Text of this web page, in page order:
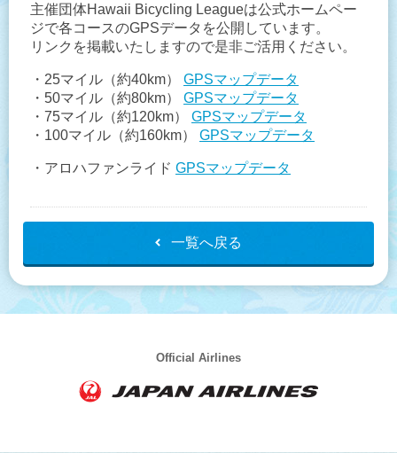
主催団体Hawaii Bicycling Leagueは公式ホームペー
ジで各コースのGPSデータを公開しています。
リンクを掲載いたしますので是非ご活用ください。
・25マイル（約40km） GPSマップデータ
・50マイル（約80km） GPSマップデータ
・75マイル（約120km） GPSマップデータ
・100マイル（約160km） GPSマップデータ
・アロハファンライド GPSマップデータ
一覧へ戻る
Official Airlines